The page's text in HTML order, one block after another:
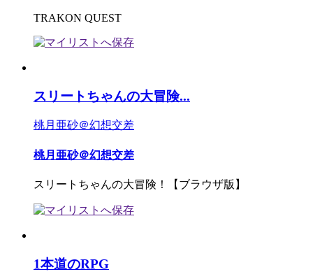
TRAKON QUEST
スリートちゃんの大冒険...
桃月亜砂＠幻想交差
桃月亜砂＠幻想交差
スリートちゃんの大冒険！【ブラウザ版】
1本道のRPG